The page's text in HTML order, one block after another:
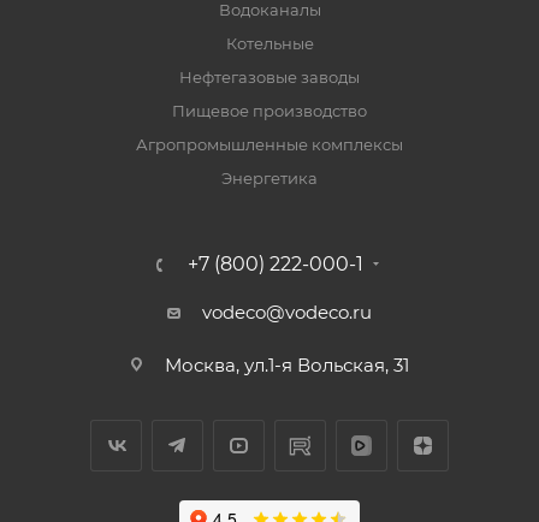
Водоканалы
Котельные
Нефтегазовые заводы
Пищевое производство
Агропромышленные комплексы
Энергетика
+7 (800) 222-000-1
vodeco@vodeco.ru
Москва, ул.1-я Вольская, 31